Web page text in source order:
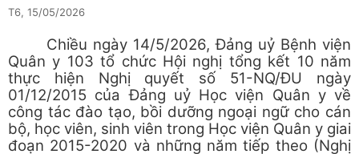
T6, 15/05/2026
Chiều ngày 14/5/2026, Đảng uỷ Bệnh viện
Quân y 103 tổ chức Hội nghị tổng kết 10 năm
thực hiện Nghị quyết số 51-NQ/ĐU ngày
01/12/2015 của Đảng uỷ Học viện Quân y về
công tác đào tạo, bồi dưỡng ngoại ngữ cho cán
bộ, học viên, sinh viên trong Học viện Quân y giai
đoạn 2015-2020 và những năm tiếp theo (Nghị